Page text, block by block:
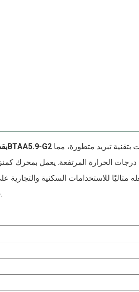
مولد كهربائي من نوع Cummins بقدرة 135 كيلو فولت أمبير 6BTAA5.9-G2 تبريد متطورة، مما
درجات الحرارة المرتفعة. يعمل بمحرك
للاستخدامات السكنية
فقد صُمم المولد ليتحمل الحرارة مع الحفاظ على بيئة هادئة ومريحة.